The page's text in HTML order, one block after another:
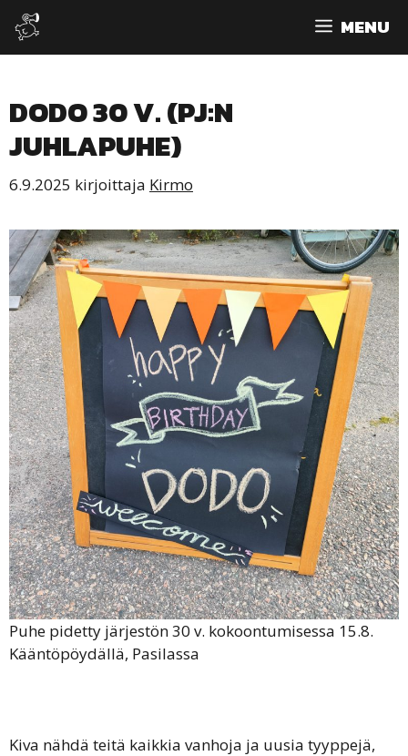
Siirry
sisältöön
MENU
DODO 30 V. (PJ:N
JUHLAPUHE)
6.9.2025 kirjoittaja Kirmo
Puhe pidetty järjestön 30 v. kokoontumisessa 15.8.
Kääntöpöydällä, Pasilassa
Kiva nähdä teitä kaikkia vanhoja ja uusia tyyppejä,